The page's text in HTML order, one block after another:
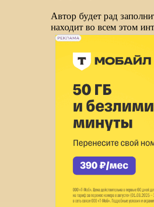
Автор будет рад
находит во всем этом